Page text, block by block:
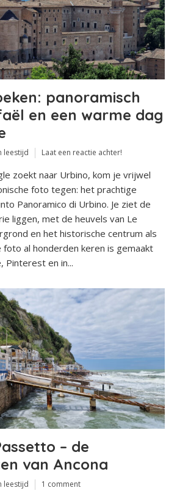
panoramisch
en een warme dag
leestijd Laat een reactie achter!
zoekt naar Urbino, kom je vrijwel
foto tegen: het prachtige
Panoramico di Urbino. Je ziet de
liggen, met de heuvels van Le
en het historische centrum als
al honderden keren is gemaakt
Pinterest en in...
– de
van Ancona
leestijd 1 comment